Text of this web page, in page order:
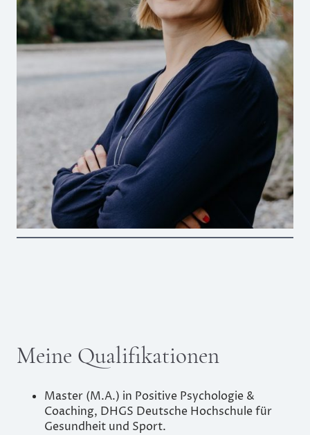
Meine Qualifikationen
Master (M.A.) in Positive Psychologie &
Coaching, DHGS Deutsche Hochschule für
Gesundheit und Sport.